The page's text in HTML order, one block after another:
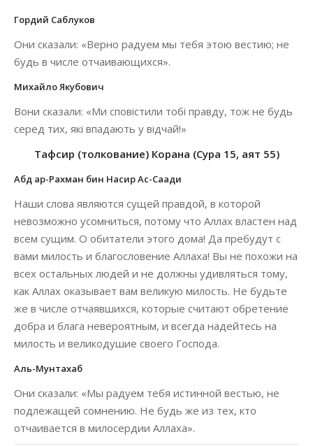
Гордий Саблуков
Они сказали: «Верно радуем мы тебя этою вестию; не
будь в числе отчаивающихся».
Михайло Якубович
Вони сказали: «Ми сповістили тобі правду, тож не будь
серед тих, які впадають у відчай!»
Тафсир (толкование) Корана (Сура 15, аят 55)
Абд ар-Рахман бин Насир Ас-Саади
Наши слова являются сущей правдой, в которой
невозможно усомниться, потому что Аллах властен над
всем сущим. О обитатели этого дома! Да пребудут с
вами милость и благословение Аллаха! Вы не похожи на
всех остальных людей и не должны удивляться тому,
как Аллах оказывает вам великую милость. Не будьте
же в числе отчаявшихся, которые считают обретение
добра и блага невероятным, и всегда надейтесь на
милость и великодушие своего Господа.
Аль-Мунтахаб
Они сказали: «Мы радуем тебя истинной вестью, не
подлежащей сомнению. Не будь же из тех, кто
отчаивается в милосердии Аллаха».